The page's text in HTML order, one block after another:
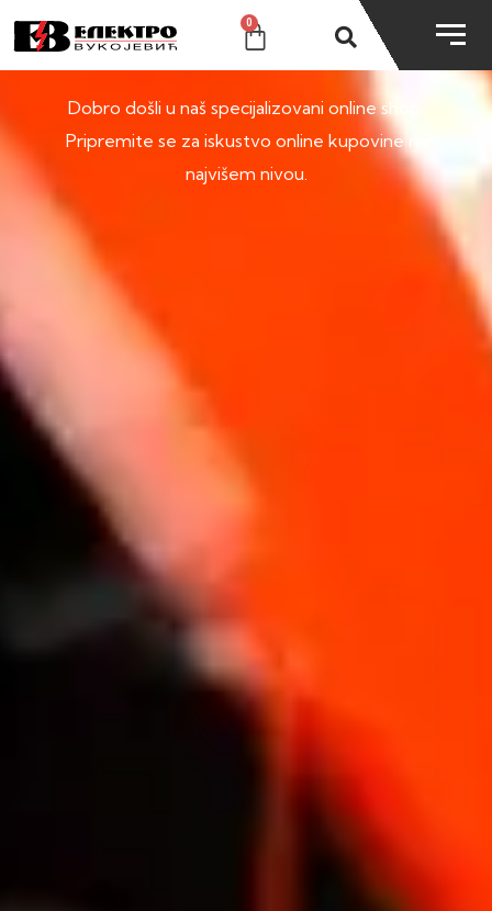
0
SHOP
Dobro došli u naš specijalizovani online shop.
Pripremite se za iskustvo online kupovine na
najvišem nivou.